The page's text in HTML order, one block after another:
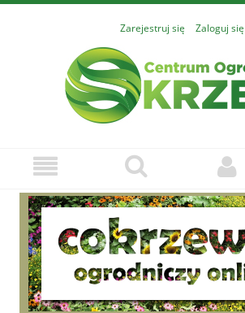
Zarejestruj się Zaloguj się